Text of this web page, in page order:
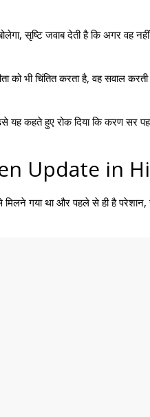
सृष्टि जवाब देती है कि अगर वह
को भी चिंतित करता है, वह सवाल
यह कहते हुए रोक दिया कि करण सर
Update in
गया था और पहले से ही है परेशान,